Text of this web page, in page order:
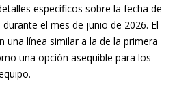
específicos sobre la fecha de
el mes de junio de 2026. El
una línea similar a la de la primera
una opción asequible para los